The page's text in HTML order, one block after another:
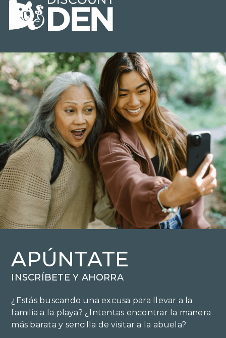
APÚNTATE
INSCRÍBETE Y AHORRA
¿Estás buscando una excusa para llevar a la
familia a la playa? ¿Intentas encontrar la manera
más barata y sencilla de visitar a la abuela?